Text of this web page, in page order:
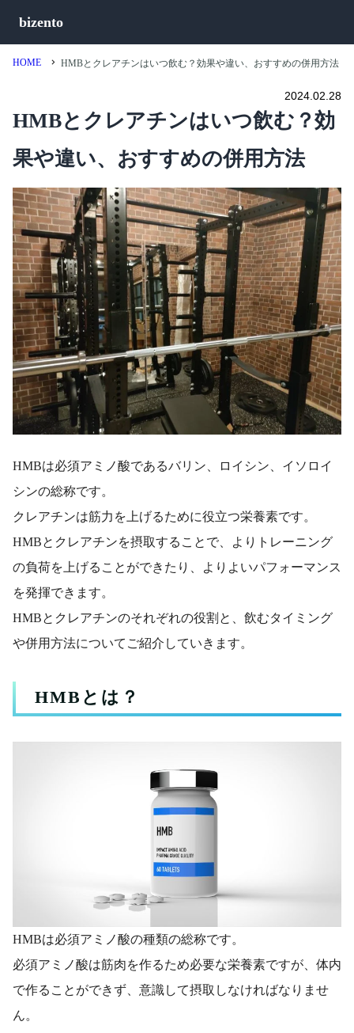
bizento
HOME HMBとクレアチンはいつ飲む？効果や違い、おすすめの併用方法
2024.02.28
HMBとクレアチンはいつ飲む？効
果や違い、おすすめの併用方法
HMBは必須アミノ酸であるバリン、ロイシン、イソロイ
シンの総称です。
クレアチンは筋力を上げるために役立つ栄養素です。
HMBとクレアチンを摂取することで、よりトレーニング
の負荷を上げることができたり、よりよいパフォーマンス
を発揮できます。
HMBとクレアチンのそれぞれの役割と、飲むタイミング
や併用方法についてご紹介していきます。
HMBとは？
HMBは必須アミノ酸の種類の総称です。
必須アミノ酸は筋肉を作るため必要な栄養素ですが、体内
で作ることができず、意識して摂取しなければなりませ
ん。